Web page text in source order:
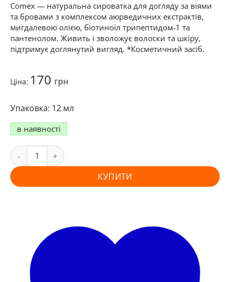
Comex — натуральна сироватка для догляду за віями
та бровами з комплексом аюрведичних екстрактів,
мигдалевою олією, біотиноїл трипептидом-1 та
пантенолом. Живить і зволожує волоски та шкіру,
підтримує доглянутий вигляд. *Косметичний засіб.
Ціна: 170 грн
12 мл
в наявності
КУПИТИ